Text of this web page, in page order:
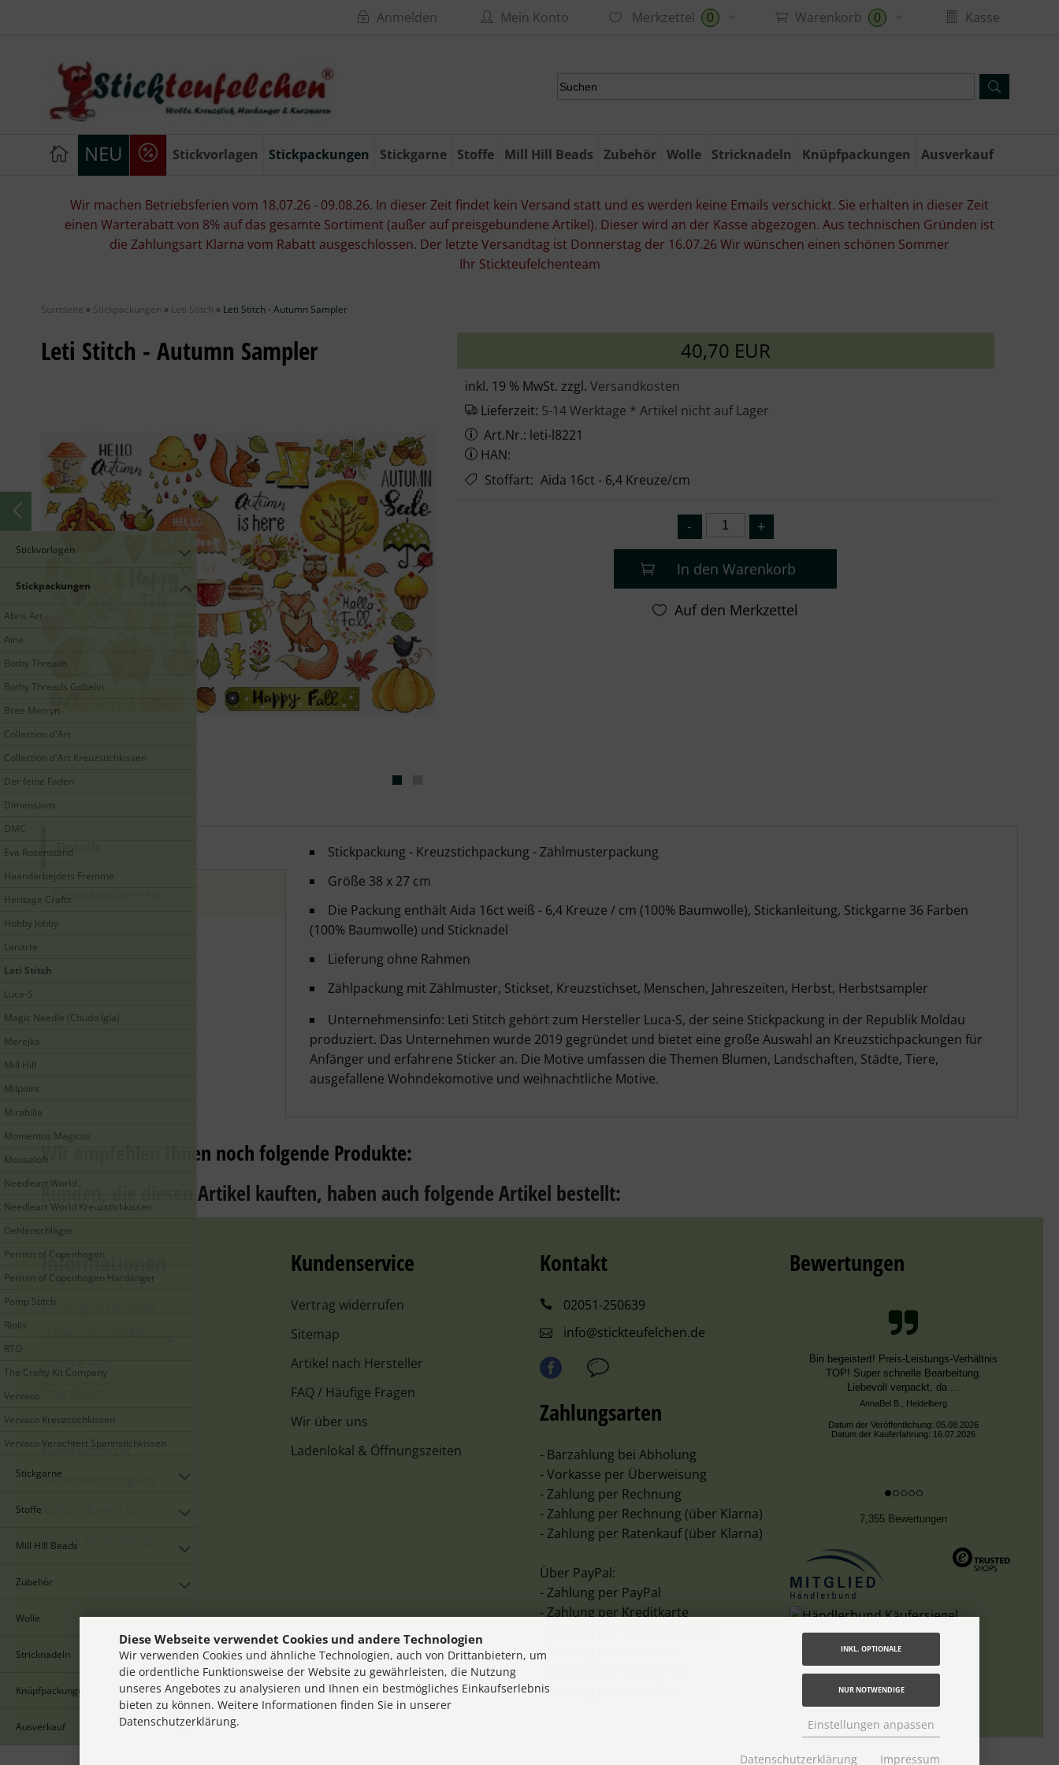
Anmelden Mein Konto Merkzettel 0 Warenkorb 0 Kasse
NEU Stickvorlagen Stickpackungen Stickgarne Stoffe Mill Hill Beads Zubehör Wolle Stricknadeln Knüpfpackungen Ausverkauf
Stickvorlagen
Stickpackungen
Abris Art
Aine
Bothy Threads
Bothy Threads Gobelin
Bree Merryn
Collection d'Art
Collection d'Art Kreuzstichkissen
Der feine Faden
Dimensions
DMC
Eva Rosenstand
Haandarbejdets Fremme
Heritage Crafts
Hobby Jobby
Lanarte
Leti Stitch
Luca-S
Magic Needle (Chudo Igla)
Merejka
Mill Hill
Milpoint
Mirabilia
Momentos Magicos
Mouseloft
Needleart World
Needleart World Kreuzstichkissen
Oehlenschläger
Permin of Copenhagen
Permin of Copenhagen Hardanger
Pomp Stitch
Riolis
RTO
The Crafty Kit Company
Vervaco
Vervaco Kreuzstichkissen
Vervaco Verachtert Spannstichkissen
Stickgarne
Stoffe
Mill Hill Beads
Zubehör
Wolle
Stricknadeln
Knüpfpackungen
Ausverkauf
Wir machen Betriebsferien vom 18.07.26 - 09.08.26. In dieser Zeit findet kein Versand statt und es werden keine Emails verschickt. Sie erhalten in dieser Zeit
einen Warterabatt von 8% auf das gesamte Sortiment (außer auf preisgebundene Artikel). Dieser wird an der Kasse abgezogen. Aus technischen Gründen ist
die Zahlungsart Klarna vom Rabatt ausgeschlossen. Der letzte Versandtag ist Donnerstag der 16.07.26 Wir wünschen einen schönen Sommer
Ihr Stickteufelchenteam
Startseite » Stickpackungen » Leti Stitch » Leti Stitch - Autumn Sampler
Leti Stitch - Autumn Sampler 40,70 EUR
inkl. 19 % MwSt. zzgl. Versandkosten
Lieferzeit: 5-14 Werktage * Artikel nicht auf Lager
Art.Nr.: leti-l8221
HAN:
Stoffart: Aida 16ct - 6,4 Kreuze/cm
In den Warenkorb
Details
Produktsicherheit
Leti Stitch - Autumn Sampler – Details
Stickpackung - Kreuzstichpackung - Zählmusterpackung
Größe 38 x 27 cm
Die Packung enthält Aida 16ct weiß - 6,4 Kreuze / cm (100% Baumwolle), Stickanleitung, Stickgarne 36 Farben
(100% Baumwolle) und Sticknadel
Lieferung ohne Rahmen
Zählpackung mit Zählmuster, Stickset, Kreuzstichset, Menschen, Jahreszeiten, Herbst, Herbstsampler
Unternehmensinfo: Leti Stitch gehört zum Hersteller Luca-S, der seine Stickpackung in der Republik Moldau
produziert. Das Unternehmen wurde 2019 gegründet und bietet eine große Auswahl an Kreuzstichpackungen für
Anfänger und erfahrene Sticker an. Die Motive umfassen die Themen Blumen, Landschaften, Städte, Tiere,
ausgefallene Wohndekomotive und weihnachtliche Motive.
Wir empfehlen Ihnen noch folgende Produkte:
Kunden, die diesen Artikel kauften, haben auch folgende Artikel bestellt:
Informationen
Zahlung & Versand
Kontakt
Widerrufsrecht
Batterieentsorgung
Cookie Einstellungen
Kundenservice
Vertrag widerrufen
Sitemap
Artikel nach Hersteller
FAQ / Häufige Fragen
Wir über uns
Ladenlokal & Öffnungszeiten
Kontakt
02051-250639
info@stickteufelchen.de
Zahlungsarten
- Barzahlung bei Abholung
- Vorkasse per Überweisung
- Zahlung per Rechnung
- Zahlung per Rechnung (über Klarna)
- Zahlung per Ratenkauf (über Klarna)
Über PayPal:
- Zahlung per PayPal
- Zahlung per Kreditkarte
- Zahlung per Ratenkauf
- Zahlung per ApplePay
Bewertungen
Bin begeistert! Preis-Leistungs-Verhältnis
TOP! Super schnelle Bearbeitung.
Liebevoll verpackt, da ...
AnnaBel B., Heidelberg
Datum der Veröffentlichung: 05.08.2026
Datum der Kauferfahrung: 16.07.2026
7,355 Bewertungen
* gilt für Lieferungen innerhalb Deutschlands, Lieferzeiten für andere Länder entnehmen Sie bitte dem LinkLieferzeit
Diese Webseite verwendet Cookies und andere Technologien
Wir verwenden Cookies und ähnliche Technologien, auch von Drittanbietern, um
die ordentliche Funktionsweise der Website zu gewährleisten, die Nutzung
unseres Angebotes zu analysieren und Ihnen ein bestmögliches Einkaufserlebnis
bieten zu können. Weitere Informationen finden Sie in unserer
Datenschutzerklärung.
INKL. OPTIONALE
NUR NOTWENDIGE
Einstellungen anpassen
Datenschutzerklärung Impressum